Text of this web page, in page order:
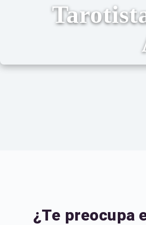
¿Te preocupa